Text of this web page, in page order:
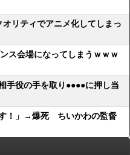
オリティでアニメ化してしまっ
ス会場になってしまうｗｗｗ
手役の手を取り●●●●に押し当
！」→爆死 ちいかわの監督